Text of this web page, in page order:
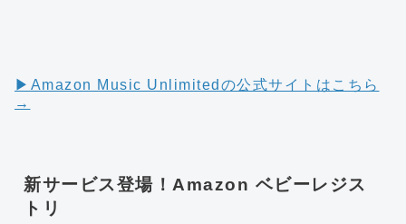
▶︎Amazon Music Unlimitedの公式サイトはこちら
→
新サービス登場！Amazon ベビーレジス
トリ